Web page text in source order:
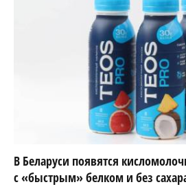
В Беларуси появятся
с «быстрым» белком и без